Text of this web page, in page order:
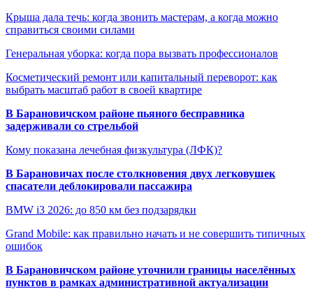
Крыша дала течь: когда звонить мастерам, а когда можно
справиться своими силами
Генеральная уборка: когда пора вызвать профессионалов
Косметический ремонт или капитальный переворот: как
выбрать масштаб работ в своей квартире
В Барановичском районе пьяного бесправника
задерживали со стрельбой
Кому показана лечебная физкультура (ЛФК)?
В Барановичах после столкновения двух легковушек
спасатели деблокировали пассажира
BMW i3 2026: до 850 км без подзарядки
Grand Mobile: как правильно начать и не совершить типичных
ошибок
В Барановичском районе уточнили границы населённых
пунктов в рамках административной актуализации